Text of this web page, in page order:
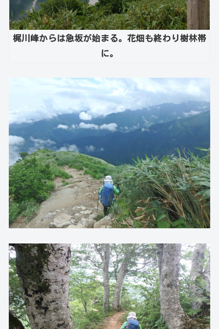
梶川峰からは急坂が始まる。花畑も終わり樹林帯
に。